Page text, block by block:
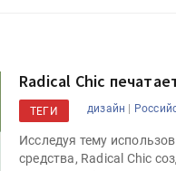
Radical Chic
ТЕГИ дизайн |
Исследуя тему
средства, Radical Chic